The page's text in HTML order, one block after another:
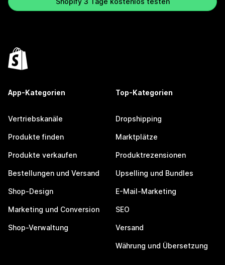
App-Kategorien
Vertriebskanäle
Produkte finden
Produkte verkaufen
Bestellungen und Versand
Shop-Design
Marketing und Conversion
Shop-Verwaltung
Top-Kategorien
Dropshipping
Marktplätze
Produktrezensionen
Upselling und Bundles
E-Mail-Marketing
SEO
Versand
Währung und Übersetzung